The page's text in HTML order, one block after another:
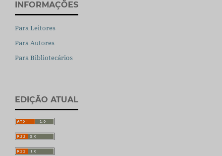
INFORMAÇÕES
Para Leitores
Para Autores
Para Bibliotecários
EDIÇÃO ATUAL